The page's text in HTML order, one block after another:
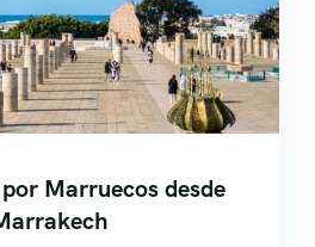
Marruecos desde